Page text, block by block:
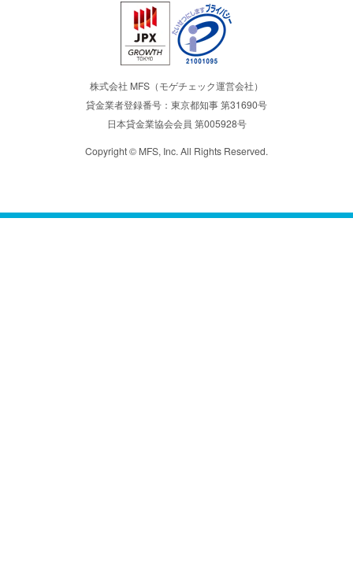
株式会社 MFS（モゲチェック運営会社）
貸金業者登録番号：東京都知事 第31690号
日本貸金業協会会員 第005928号
Copyright © MFS, Inc. All Rights Reserved.